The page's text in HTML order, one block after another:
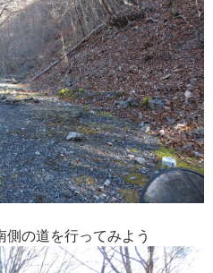
の道を行ってみよう